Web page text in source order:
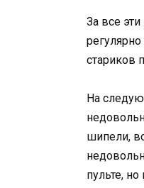
За все
стариков
На
шипели,
пульте,